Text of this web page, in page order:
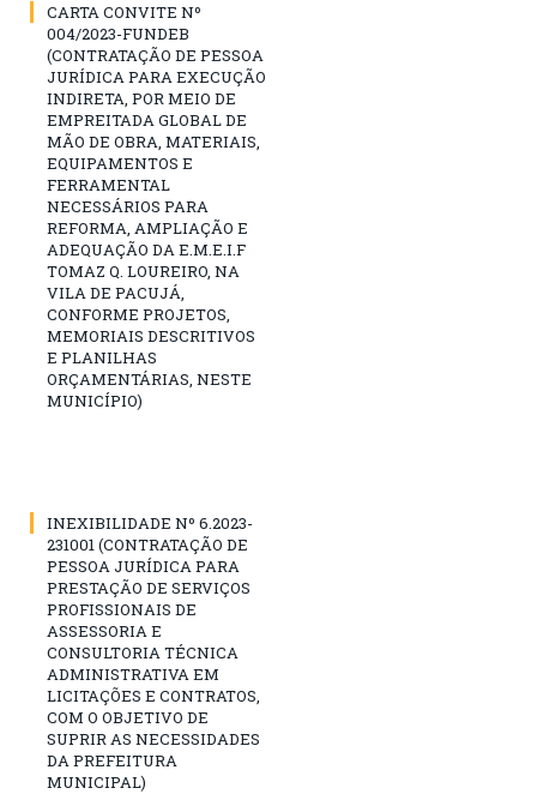
CARTA CONVITE Nº
004/2023-FUNDEB
(CONTRATAÇÃO DE PESSOA
JURÍDICA PARA EXECUÇÃO
INDIRETA, POR MEIO DE
EMPREITADA GLOBAL DE
MÃO DE OBRA, MATERIAIS,
EQUIPAMENTOS E
FERRAMENTAL
NECESSÁRIOS PARA
REFORMA, AMPLIAÇÃO E
ADEQUAÇÃO DA E.M.E.I.F
TOMAZ Q. LOUREIRO, NA
VILA DE PACUJÁ,
CONFORME PROJETOS,
MEMORIAIS DESCRITIVOS
E PLANILHAS
ORÇAMENTÁRIAS, NESTE
MUNICÍPIO)
INEXIBILIDADE Nº 6.2023-
231001 (CONTRATAÇÃO DE
PESSOA JURÍDICA PARA
PRESTAÇÃO DE SERVIÇOS
PROFISSIONAIS DE
ASSESSORIA E
CONSULTORIA TÉCNICA
ADMINISTRATIVA EM
LICITAÇÕES E CONTRATOS,
COM O OBJETIVO DE
SUPRIR AS NECESSIDADES
DA PREFEITURA
MUNICIPAL)